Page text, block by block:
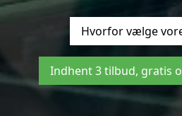
Hvorfor vælge
Indhent 3 tilbud, gratis